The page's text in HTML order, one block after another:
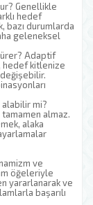
Genellikle
hedef
bazı durumlarda
geleneksel
Adaptif
hedef kitlenize
mi?
almaz.
alaka
ve
öğeleriyle
yararlanarak ve
başarılı